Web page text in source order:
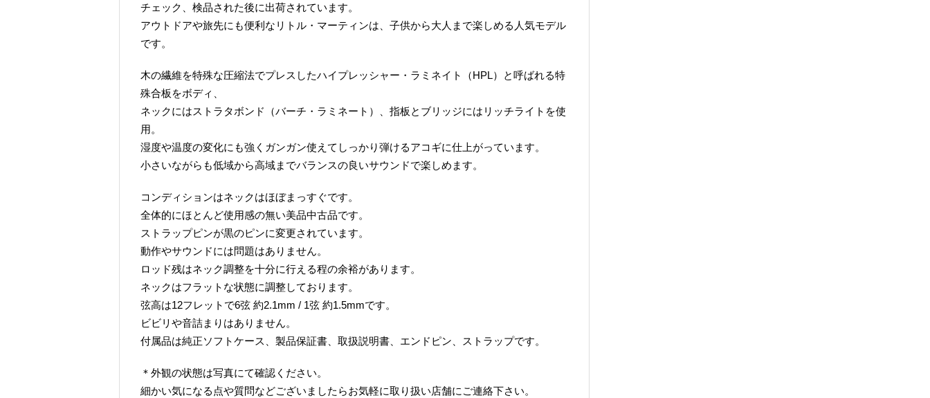
チェック、検品された後に出荷されています。
アウトドアや旅先にも便利なリトル・マーティンは、子供から大人まで楽しめる人気モデル
です。
木の繊維を特殊な圧縮法でプレスしたハイプレッシャー・ラミネイト（HPL）と呼ばれる特
殊合板をボディ、
ネックにはストラタボンド（バーチ・ラミネート）、指板とブリッジにはリッチライトを使
用。
湿度や温度の変化にも強くガンガン使えてしっかり弾けるアコギに仕上がっています。
小さいながらも低域から高域までバランスの良いサウンドで楽しめます。
コンディションはネックはほぼまっすぐです。
全体的にほとんど使用感の無い美品中古品です。
ストラップピンが黒のピンに変更されています。
動作やサウンドには問題はありません。
ロッド残はネック調整を十分に行える程の余裕があります。
ネックはフラットな状態に調整しております。
弦高は12フレットで6弦 約2.1mm / 1弦 約1.5mmです。
ビビリや音詰まりはありません。
付属品は純正ソフトケース、製品保証書、取扱説明書、エンドピン、ストラップです。
＊外観の状態は写真にて確認ください。
細かい気になる点や質問などございましたらお気軽に取り扱い店舗にご連絡下さい。